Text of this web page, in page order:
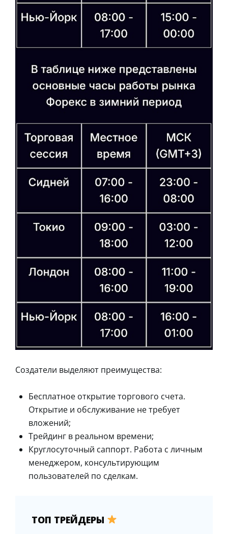
Создатели выделяют преимущества:
Бесплатное открытие торгового счета.
Открытие и обслуживание не требует
вложений;
Трейдинг в реальном времени;
Круглосуточный саппорт. Работа с личным
менеджером, консультирующим
пользователей по сделкам.
ТОП ТРЕЙДЕРЫ